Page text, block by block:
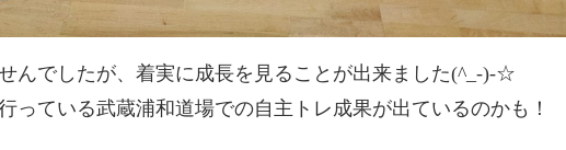
んでしたが、着実に成長を見ることが出来ました(^_-)-☆
っている武蔵浦和道場での自主トレ成果が出ているのかも！